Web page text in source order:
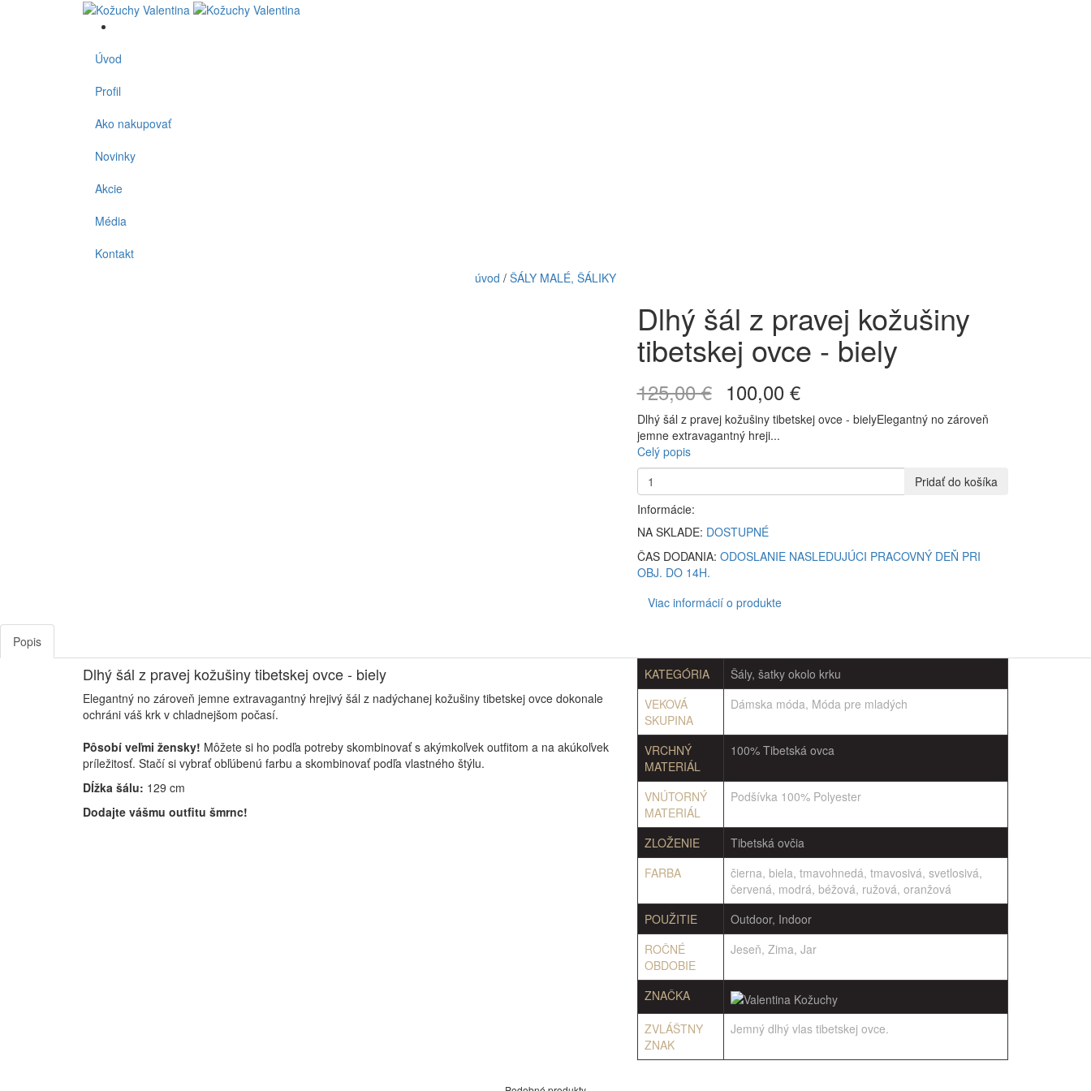
Úvod
Profil
Ako nakupovať
Novinky
Akcie
Média
Kontakt
úvod / ŠÁLY MALÉ, ŠÁLIKY
Dlhý šál z pravej kožušiny
tibetskej ovce - biely
125,00 € 100,00 €
Dlhý šál z pravej kožušiny tibetskej ovce - bielyElegantný no zároveň
jemne extravagantný hreji...
Celý popis
Pridať do košíka
Informácie:
NA SKLADE: DOSTUPNÉ
ČAS DODANIA: ODOSLANIE NASLEDUJÚCI PRACOVNÝ DEŇ PRI
OBJ. DO 14H.
Viac informácií o produkte
Popis
Dlhý šál z pravej kožušiny tibetskej ovce - biely
Elegantný no zároveň jemne extravagantný hrejivý šál z nadýchanej kožušiny tibetskej ovce dokonale
ochráni váš krk v chladnejšom počasí.
Pôsobí veľmi žensky! Môžete si ho podľa potreby skombinovať s akýmkoľvek outfitom a na akúkoľvek
príležitosť. Stačí si vybrať obľúbenú farbu a skombinovať podľa vlastného štýlu.
Dĺžka šálu: 129 cm
Dodajte vášmu outfitu šmrnc!
KATEGÓRIA
Šály, šatky okolo krku
VEKOVÁ
SKUPINA
Dámska móda, Móda pre mladých
VRCHNÝ
MATERIÁL
100% Tibetská ovca
VNÚTORNÝ
MATERIÁL
Podšívka 100% Polyester
ZLOŽENIE
Tibetská ovčia
FARBA
čierna, biela, tmavohnedá, tmavosivá, svetlosivá,
červená, modrá, béžová, ružová, oranžová
POUŽITIE
Outdoor, Indoor
ROČNÉ
OBDOBIE
Jeseň, Zima, Jar
ZNAČKA
ZVLÁŠTNY
ZNAK
Jemný dlhý vlas tibetskej ovce.